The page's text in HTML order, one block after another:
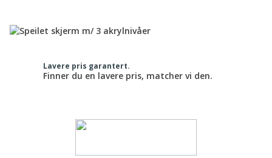
Lavere pris garantert.
Finner du en lavere pris, matcher vi den.